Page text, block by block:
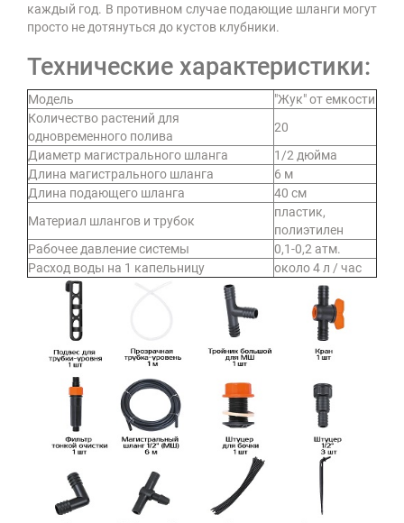
каждый год. В противном случае подающие шланги могут
просто не дотянуться до кустов клубники.
Технические характеристики:
Модель
"Жук" от емкости
Количество растений для
одновременного полива
20
Диаметр магистрального шланга
1/2 дюйма
Длина магистрального шланга
6 м
Длина подающего шланга
40 см
Материал шлангов и трубок
пластик,
полиэтилен
Рабочее давление системы
0,1-0,2 атм.
Расход воды на 1 капельницу
около 4 л / час